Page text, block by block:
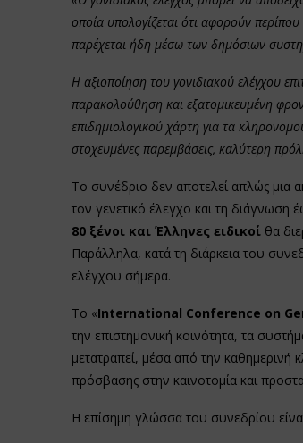
οποία υπολογίζεται ότι αφορούν
παρέχεται ήδη μέσω των δημόσιων
Η αξιοποίηση του γονιδιακού ελέγχου
παρακολούθηση και εξατομικευμένη
επιδημιολογικού χάρτη για τα
στοχευμένες παρεμβάσεις, καλύτερη
Το συνέδριο δεν αποτελεί απλώς μια
τον γενετικό έλεγχο και τη διάγνωση
80 ξένοι και Έλληνες ειδικοίθα
Παράλληλα, κατά τη διάρκεια του
ελέγχου σήμερα.
Το «International Conference on
την επιστημονική κοινότητα, τα
μετατραπεί, μέσα από την καθημερινή
πρόσβασης στην καινοτομία και
Η επίσημη γλώσσα του συνεδρίου